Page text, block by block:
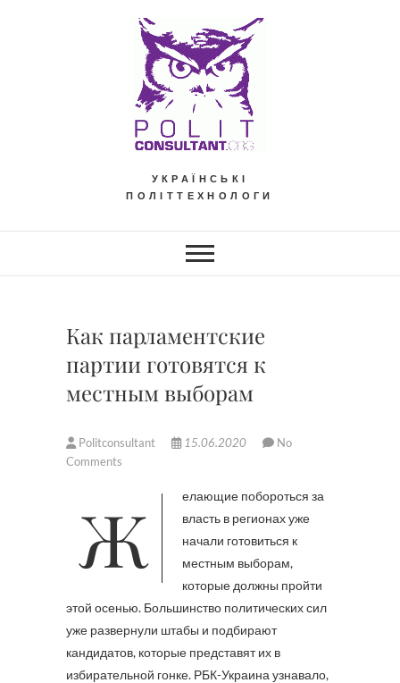
УКРАЇНСЬКІ
ПОЛІТТЕХНОЛОГИ
Как парламентские
партии готовятся к
местным выборам
Politconsultant 15.06.2020
No
Comments
Желающие побороться за
власть в регионах уже
начали готовиться к
местным выборам,
которые должны пройти
этой осенью. Большинство политических сил
уже развернули штабы и подбирают
кандидатов, которые представят их в
избирательной гонке. РБК-Украина узнавало,